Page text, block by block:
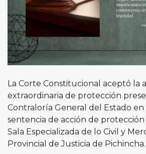
La Corte Constitucional aceptó la
extraordinaria de protección
Contraloría General del Estado
sentencia de acción de
Sala Especializada de lo Civil y
Provincial de Justicia de Pichincha.